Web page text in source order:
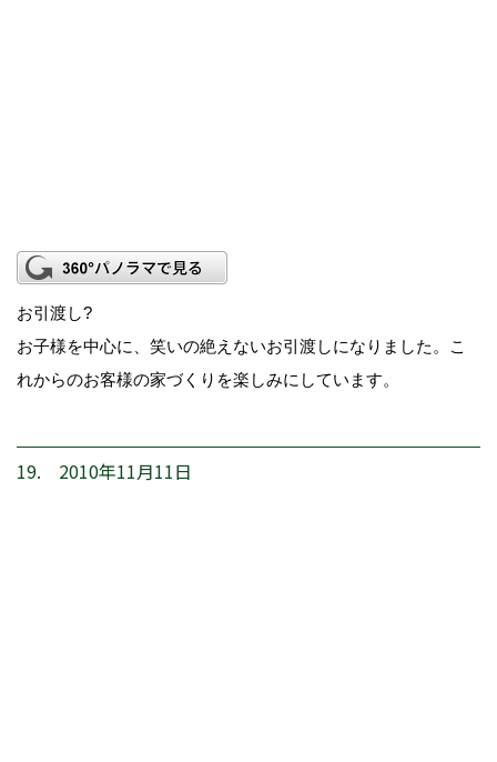
お引渡し?
お子様を中心に、笑いの絶えないお引渡しになりました。こ
れからのお客様の家づくりを楽しみにしています。
19. 2010年11月11日